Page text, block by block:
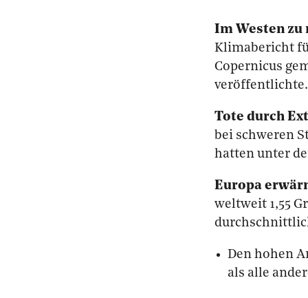
Im Westen zu
Klimabericht
Copernicus
veröffentlichte.
Tote durch
bei schweren
hatten unter
Europa
weltweit 1,55
Den hohen
als alle